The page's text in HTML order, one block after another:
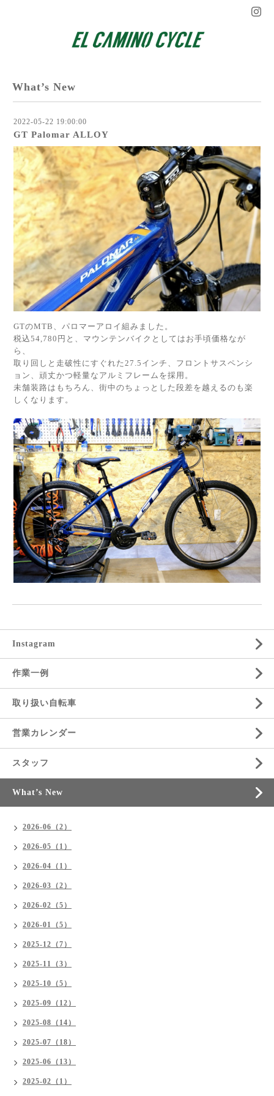
What’s New
2022-05-22 19:00:00
GT Palomar ALLOY
GTのMTB、パロマーアロイ組みました。
税込54,780円と、マウンテンバイクとしてはお手頃価格なが
ら、
取り回しと走破性にすぐれた27.5インチ、フロントサスペンシ
ョン、頑丈かつ軽量なアルミフレームを採用。
未舗装路はもちろん、街中のちょっとした段差を越えるのも楽
しくなります。
Instagram
作業一例
取り扱い自転車
営業カレンダー
スタッフ
What’s New
2026-06（2）
2026-05（1）
2026-04（1）
2026-03（2）
2026-02（5）
2026-01（5）
2025-12（7）
2025-11（3）
2025-10（5）
2025-09（12）
2025-08（14）
2025-07（18）
2025-06（13）
2025-02（1）